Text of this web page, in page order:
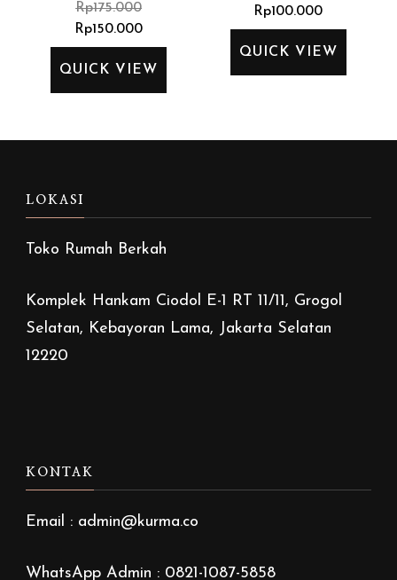
Rp175.000
Rp150.000
QUICK VIEW
Rp100.000
QUICK VIEW
LOKASI
Toko Rumah Berkah
Komplek Hankam Ciodol E-1 RT 11/11, Grogol
Selatan, Kebayoran Lama, Jakarta Selatan
12220
KONTAK
Email : admin@kurma.co
WhatsApp Admin : 0821-1087-5858